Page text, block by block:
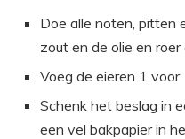
Doe alle noten, pitten
zout en de olie en roer
Voeg de eieren 1 voor
Schenk het beslag in
een vel bakpapier in